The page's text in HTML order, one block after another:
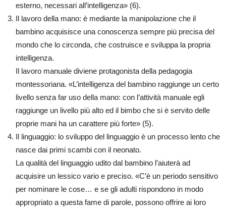
esterno, necessari all’intelligenza» (6).
Il lavoro della mano: è mediante la manipolazione che il
bambino acquisisce una conoscenza sempre più precisa del
mondo che lo circonda, che costruisce e sviluppa la propria
intelligenza.
Il lavoro manuale diviene protagonista della pedagogia
montessoriana. «L’intelligenza del bambino raggiunge un certo
livello senza far uso della mano: con l’attività manuale egli
raggiunge un livello più alto ed il bimbo che si è servito delle
proprie mani ha un carattere più forte» (5).
Il linguaggio: lo sviluppo del linguaggio è un processo lento che
nasce dai primi scambi con il neonato.
La qualità del linguaggio udito dal bambino l’aiuterà ad
acquisire un lessico vario e preciso. «C’è un periodo sensitivo
per nominare le cose… e se gli adulti rispondono in modo
appropriato a questa fame di parole, possono offrire ai loro